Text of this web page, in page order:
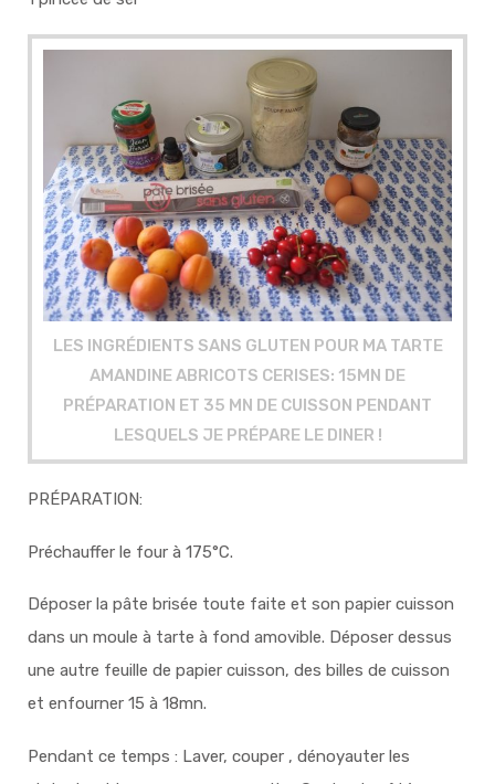
LES INGRÉDIENTS SANS GLUTEN POUR MA TARTE
AMANDINE ABRICOTS CERISES: 15MN DE
PRÉPARATION ET 35 MN DE CUISSON PENDANT
LESQUELS JE PRÉPARE LE DINER !
PRÉPARATION:
Préchauffer le four à 175°C.
Déposer la pâte brisée toute faite et son papier cuisson
dans un moule à tarte à fond amovible. Déposer dessus
une autre feuille de papier cuisson, des billes de cuisson
et enfourner 15 à 18mn.
Pendant ce temps : Laver, couper , dénoyauter les